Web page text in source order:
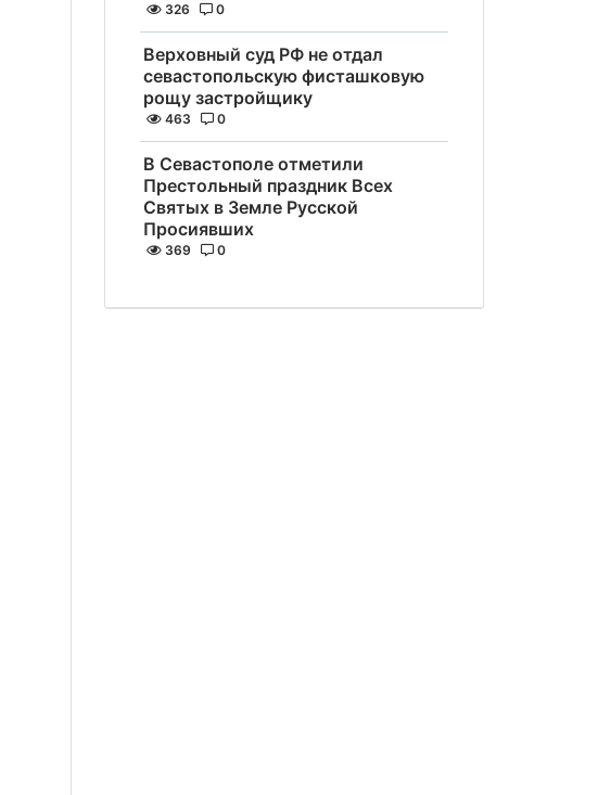
326 0
Верховный суд РФ не отдал
севастопольскую фисташковую
рощу застройщику
463 0
В Севастополе отметили
Престольный праздник Всех
Святых в Земле Русской
Просиявших
369 0